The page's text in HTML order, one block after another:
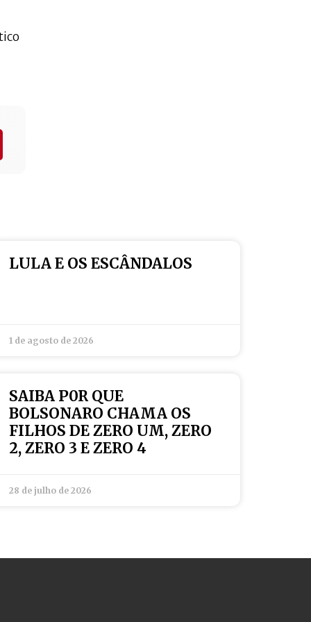
LULA E OS ESCÂNDALOS
1 de agosto de 2026
SAIBA P0R QUE
BOLSONARO CHAMA OS
FILHOS DE ZERO UM, ZERO
2, ZERO 3 E ZERO 4
28 de julho de 2026